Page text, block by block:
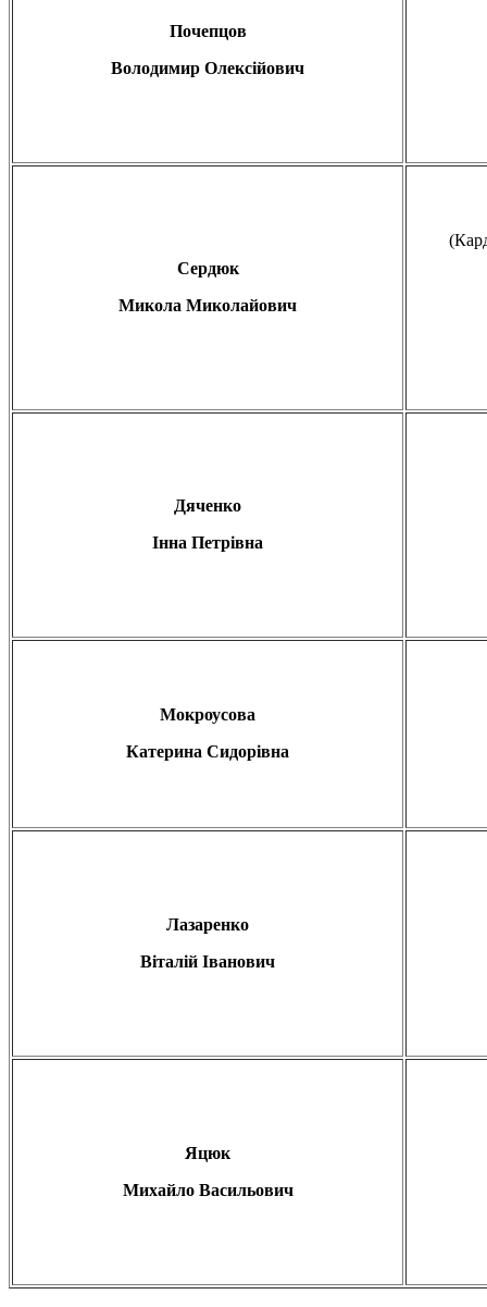
Почепцов
Володимир Олексійович
Сердюк
Микола Миколайович
Дяченко
Інна Петрівна
Мокроусова
Катерина Сидорівна
Лазаренко
Віталій Іванович
Яцюк
Михайло Васильович